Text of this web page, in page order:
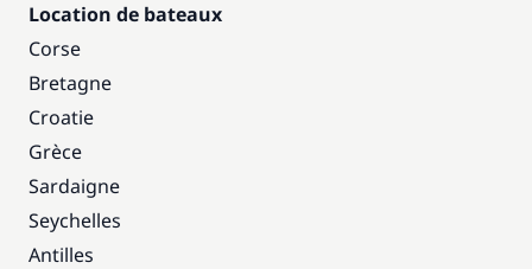
Location de bateaux
Corse
Bretagne
Croatie
Grèce
Sardaigne
Seychelles
Antilles